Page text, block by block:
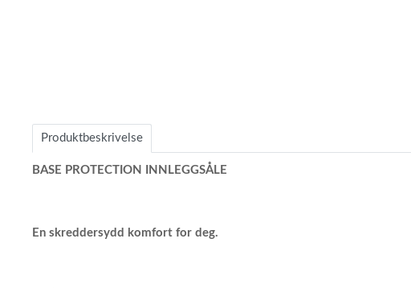
Produktbeskrivelse
BASE PROTECTION INNLEGGSÅLE
En skreddersydd komfort for deg.